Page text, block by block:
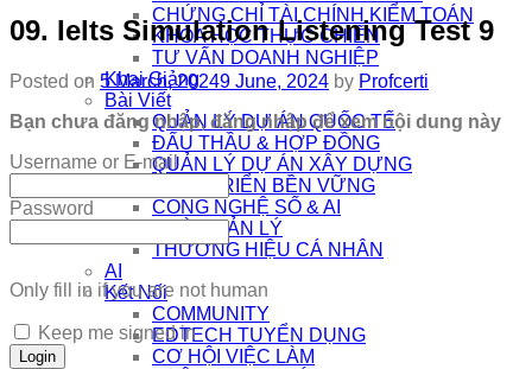
CHỨNG CHỈ TÀI CHÍNH KIỂM TOÁN
KHÓA HỌC THỰC CHIẾN
TƯ VẤN DOANH NGHIỆP
Khai Giảng
Bài Viết
QUẢN LÝ DỰ ÁN QUỐC TẾ
ĐẤU THẦU & HỢP ĐỒNG
QUẢN LÝ DỰ ÁN XÂY DỰNG
PHÁT TRIỂN BỀN VỮNG
CÔNG NGHỆ SỐ & AI
NHÀ QUẢN LÝ
THƯƠNG HIỆU CÁ NHÂN
AI
Kết Nối
COMMUNITY
EDTECH TUYỂN DỤNG
CƠ HỘI VIỆC LÀM
09. Ielts Simulation Listening Test 9
Posted on 5 March, 20249 June, 2024 by Profcerti
Bạn chưa đăng nhập, đăng nhập để xem nội dung này
Username or E-mail
Password
Only fill in if you are not human
Keep me signed in